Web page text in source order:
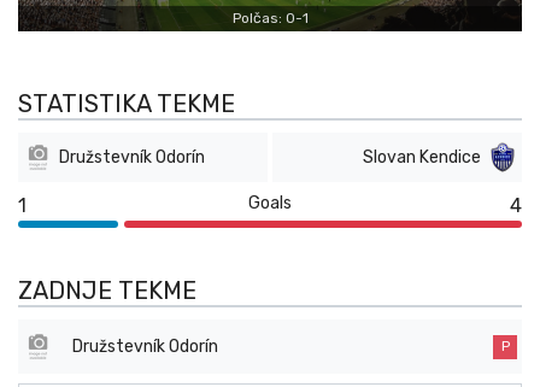
Polčas: 0-1
STATISTIKA TEKME
Družstevník Odorín Slovan Kendice
1 Goals 4
ZADNJE TEKME
Družstevník Odorín P